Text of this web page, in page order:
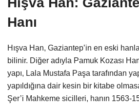
Hanı
Hışva Han, Gaziantep’in en eski
bilinir. Diğer adıyla Pamuk Kozası
yapı, Lala Mustafa Paşa tarafından
yapıldığına dair kesin bir kitabe
Şer’i Mahkeme sicilleri, hanın 1563-